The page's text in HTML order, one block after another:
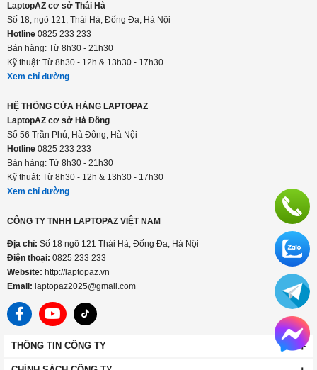
LaptopAZ cơ sở Thái Hà
Số 18, ngõ 121, Thái Hà, Đống Đa, Hà Nội
Hotline 0825 233 233
Bán hàng: Từ 8h30 - 21h30
Kỹ thuật: Từ 8h30 - 12h & 13h30 - 17h30
Xem chỉ đường
HỆ THỐNG CỬA HÀNG LAPTOPAZ
LaptopAZ cơ sở Hà Đông
Số 56 Trần Phú, Hà Đông, Hà Nội
Hotline 0825 233 233
Bán hàng: Từ 8h30 - 21h30
Kỹ thuật: Từ 8h30 - 12h & 13h30 - 17h30
Xem chỉ đường
CÔNG TY TNHH LAPTOPAZ VIỆT NAM
Địa chỉ: Số 18 ngõ 121 Thái Hà, Đống Đa, Hà Nội
Điện thoại: 0825 233 233
Website: http://laptopaz.vn
Email: laptopaz2025@gmail.com
THÔNG TIN CÔNG TY +